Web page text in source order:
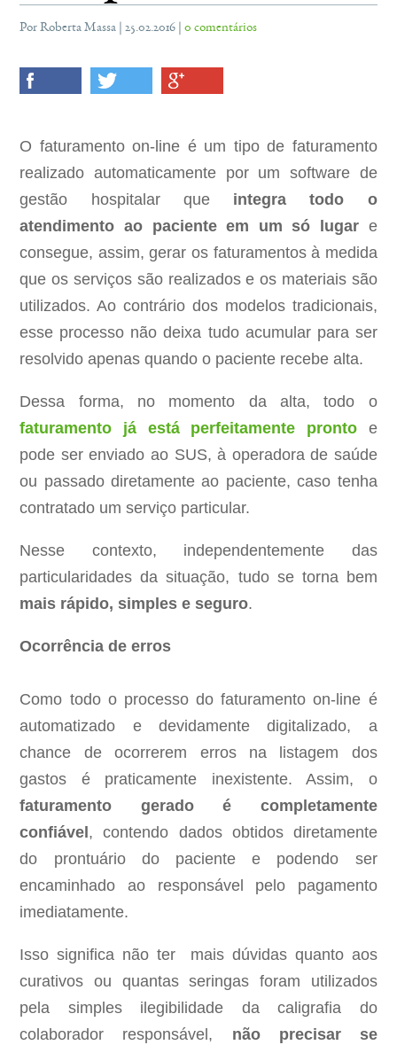
Por Roberta Massa | 25.02.2016 |0 comentários
O faturamento on-line é um tipo de faturamento
realizado automaticamente por um software de
gestão hospitalar que integra todo o
atendimento ao paciente em um só lugar e
consegue, assim, gerar os faturamentos à medida
que os serviços são realizados e os materiais são
utilizados. Ao contrário dos modelos tradicionais,
esse processo não deixa tudo acumular para ser
resolvido apenas quando o paciente recebe alta.
Dessa forma, no momento da alta, todo o
faturamento já está perfeitamente prontoe
pode ser enviado ao SUS, à operadora de saúde
ou passado diretamente ao paciente, caso tenha
contratado um serviço particular.
Nesse contexto, independentemente das
particularidades da situação, tudo se torna bem
mais rápido, simples e seguro.
Ocorrência de erros
Como todo o processo do faturamento on-line é
automatizado e devidamente digitalizado, a
chance de ocorrerem erros na listagem dos
gastos é praticamente inexistente. Assim, o
faturamento gerado é completamente
confiável , contendo dados obtidos diretamente
do prontuário do paciente e podendo ser
encaminhado ao responsável pelo pagamento
imediatamente.
Isso significa não ter mais dúvidas quanto aos
curativos ou quantas seringas foram utilizados
pela simples ilegibilidade da caligrafia do
colaborador responsável, não precisar se